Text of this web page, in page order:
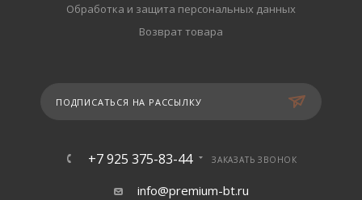
Обработка и защита персональных данных
Возврат товара
ПОДПИСАТЬСЯ НА РАССЫЛКУ
+7 925 375-83-44 ЗАКАЗАТЬ ЗВОНОК
info@premium-bt.ru